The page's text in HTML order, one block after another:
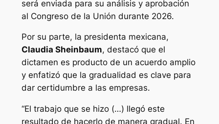
será enviada para su análisis y aprobación
al Congreso de la Unión durante 2026.
Por su parte, la presidenta mexicana,
Claudia Sheinbaum, destacó que el
dictamen es producto de un acuerdo amplio
y enfatizó que la gradualidad es clave para
dar certidumbre a las empresas.
“El trabajo que se hizo (…) llegó este
resultado de hacerlo de manera gradual. En